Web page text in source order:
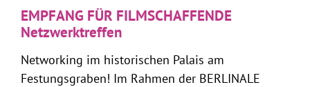
EMPFANG FÜR FILMSCHAFFENDE
Netzwerktreffen
Networking im historischen Palais am
Festungsgraben! Im Rahmen der BERLINALE